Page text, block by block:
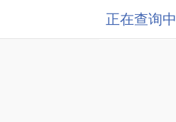
正在查询中